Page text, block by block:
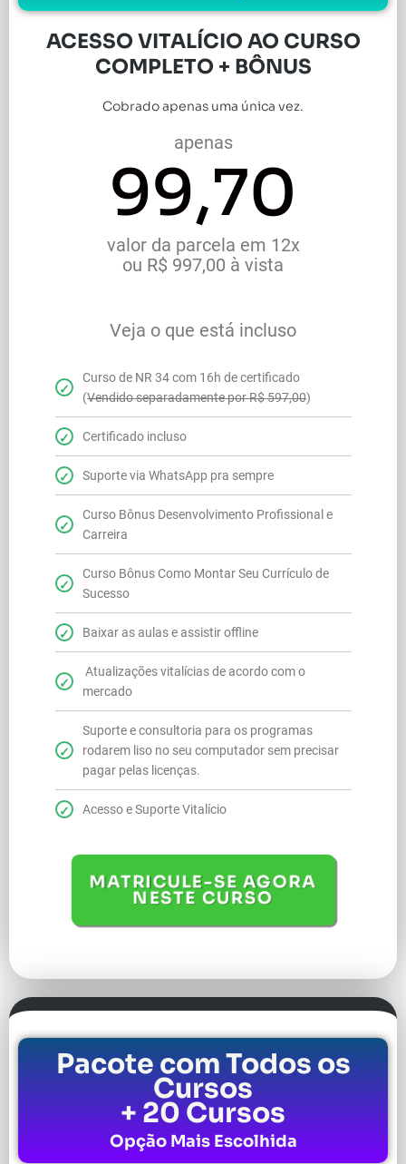
ACESSO VITALÍCIO AO CURSO
COMPLETO + BÔNUS
Cobrado apenas uma única vez.
apenas
99,70
valor da parcela em 12x
ou R$ 997,00 à vista
Veja o que está incluso
Curso de NR 34 com 16h de certificado
(Vendido separadamente por R$ 597,00)
Certificado incluso
Suporte via WhatsApp pra sempre
Curso Bônus Desenvolvimento Profissional e
Carreira
Curso Bônus Como Montar Seu Currículo de
Sucesso
Baixar as aulas e assistir offline
Atualizações vitalícias de acordo com o
mercado
Suporte e consultoria para os programas
rodarem liso no seu computador sem precisar
pagar pelas licenças.
Acesso e Suporte Vitalício
MATRICULE-SE AGORA
NESTE CURSO
Pacote com Todos os
Cursos
+ 20 Cursos
Opção Mais Escolhida